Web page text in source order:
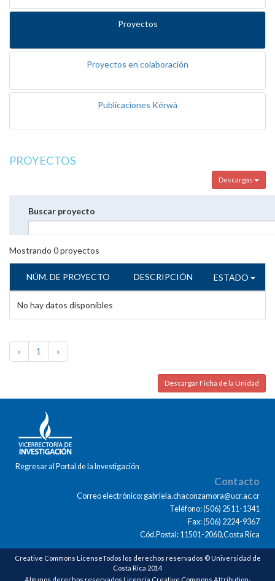
Proyectos
Proyectos en colaboración
Publicaciones Kérwá
PROYECTOS
Descargas
Buscar proyecto
Mostrando 0proyectos
NÚM. DE PROYECTO DESCRIPCIÓN ESTADO
No hay datos disponibles
« 1 »
Descargar Ficha de la Unidad
Regresar al Portal de la Investigación
Contacto
Correo electrónico: gabriela.chaconzamora@ucr.ac.cr
Teléfono: (506) 2511-1341
Fax: (506) 2224-9367
Cód.Postal: 11501-2060,Costa Rica
Creative Commons LicenseTodos los derechos reservados © Universidad de
Costa Rica 2014